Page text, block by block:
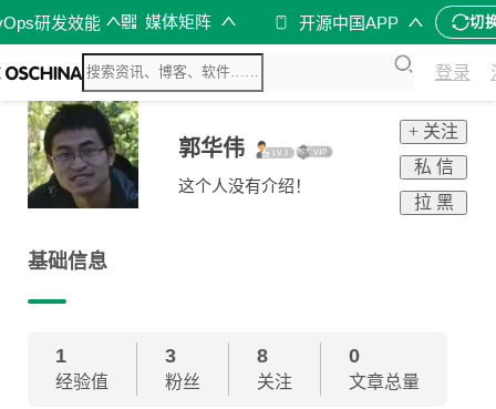
研发效能 媒体矩阵 开源中国APP 切
登录
郭华伟
这个人没有介绍！
+ 关注
私 信
拉 黑
基础信息
1
经验值
3
粉丝
8
关注
0
文章总量